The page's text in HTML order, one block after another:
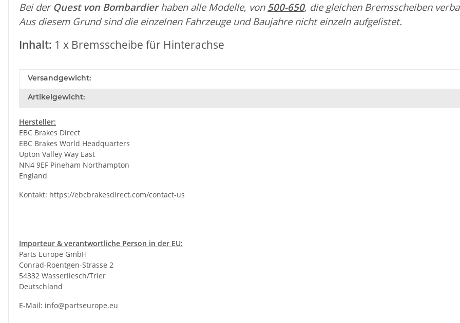
Bei derQuest von Bombardierhaben alle Modelle, von 500-650, die gleichen Bremsscheiben
Aus diesem Grund sind die einzelnen Fahrzeuge und Baujahre nicht einzeln aufgelistet.
Inhalt: 1 x Bremsscheibe für Hinterachse
Versandgewicht:
Artikelgewicht:
Hersteller:
EBC Brakes Direct
EBC Brakes World Headquarters
Upton Valley Way East
NN4 9EF Pineham Northampton
England
Kontakt: https://ebcbrakesdirect.com/contact-us
Importeur & verantwortliche Person in der EU:
Parts Europe GmbH
Conrad-Roentgen-Strasse 2
54332 Wasserliesch/Trier
Deutschland
E-Mail: info@partseurope.eu